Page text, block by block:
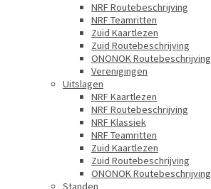
NRF Routebeschrijving
NRF Teamritten
Zuid Kaartlezen
Zuid Routebeschrijving
ONONOK Routebeschrijving
Verenigingen
Uitslagen
NRF Kaartlezen
NRF Routebeschrijving
NRF Klassiek
NRF Teamritten
Zuid Kaartlezen
Zuid Routebeschrijving
ONONOK Routebeschrijving
Standen